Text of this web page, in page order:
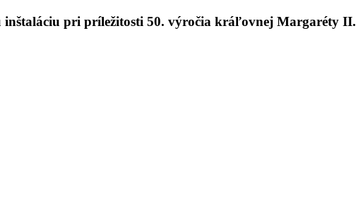
pri príležitosti 50. výročia kráľovnej Margaréty II.